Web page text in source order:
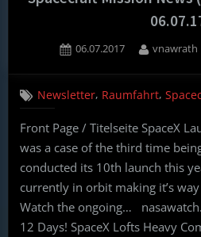
Posted
06.07.2017 By
vnawrath
Newsletter, Raumfahrt,
Front Page / Titelseite SpaceX
was a case of the third time
conducted its 10th launch this
currently in orbit making it’s
Watch the ongoing…
12 Days! SpaceX Lofts Heavy